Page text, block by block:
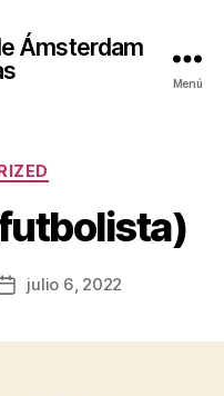
Ámsterdam
Menú
Fechajulio 6, 2022